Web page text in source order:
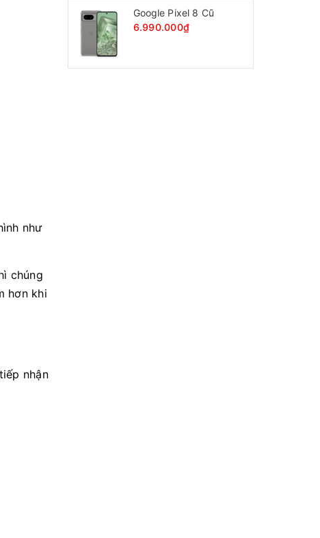
như
chúng
hơn khi
nhận
Google Pixel 8 Cũ
6.990.000₫